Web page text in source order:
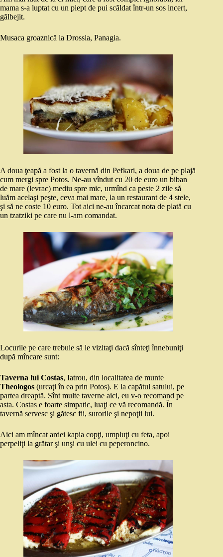
mama s-a luptat cu un piept de pui scăldat într-un sos incert,
gălbejit.
Musaca groaznică la Drossia, Panagia.
A doua ţeapă a fost la o tavernă din Pefkari, a doua de pe plajă
cum mergi spre Potos. Ne-au vîndut cu 20 de euro un biban
de mare (levrac) mediu spre mic, urmînd ca peste 2 zile să
luăm acelaşi peşte, ceva mai mare, la un restaurant de 4 stele,
şi să ne coste 10 euro. Tot aici ne-au încarcat nota de plată cu
un tzatziki pe care nu l-am comandat.
Locurile pe care trebuie să le vizitaţi dacă sînteţi înnebuniţi
după mîncare sunt:
Taverna lui Costas, Iatrou, din localitatea de munte
Theologos (urcaţi în ea prin Potos). E la capătul satului, pe
partea dreaptă. Sînt multe taverne aici, eu v-o recomand pe
asta. Costas e foarte simpatic, luaţi ce vă recomandă. În
tavernă servesc şi gătesc fii, surorile şi nepoţii lui.
Aici am mîncat ardei kapia copţi, umpluţi cu feta, apoi
perpeliţi la grătar şi unşi cu ulei cu peperoncino.